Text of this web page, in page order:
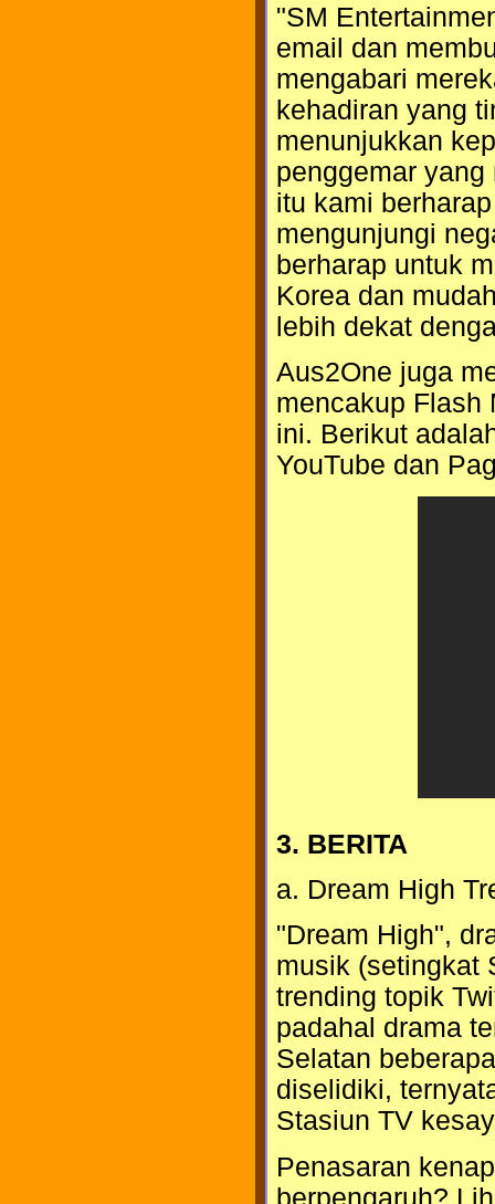
"SM
email dan
mengabari
kehadiran yang
menunjukkan
penggemar
itu kami
mengunjungi
berharap untuk
Korea dan
lebih dekat
Aus2One juga
mencakup Flash
ini. Berikut
YouTube dan
3. BERITA
a. Dream High
"Dream High",
musik (setingkat
trending topik
padahal drama
Selatan
diselidiki,
Stasiun TV
Penasaran
berpengaruh?